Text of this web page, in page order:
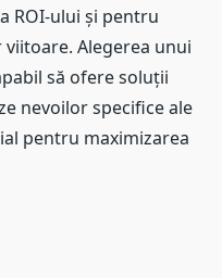
ROI-ului și pentru
Alegerea unui
să ofere soluții
nevoilor specifice ale
pentru maximizarea